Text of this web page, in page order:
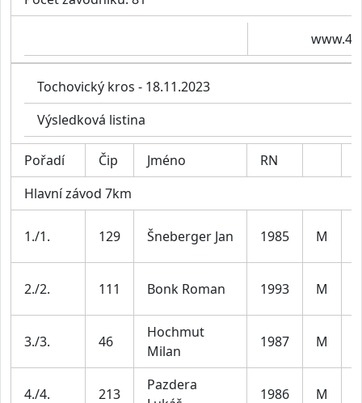
Tochovický kros - 18.11.2023
Výsledková listina
Pořadí Čip Jméno RN
Hlavní závod 7km
1./1. 129 Šneberger Jan 1985 M
2./2. 111 Bonk Roman 1993 M
3./3. 46
Hochmut
Milan
1987 M
4./4. 213
Pazdera
1986 M